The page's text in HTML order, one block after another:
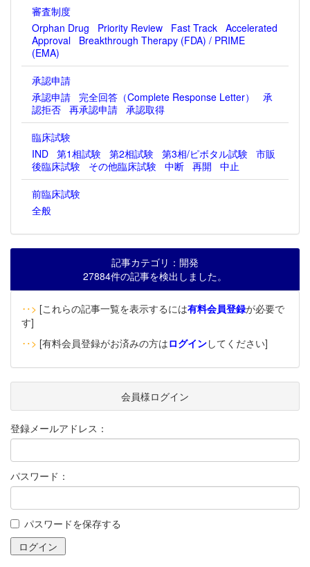
審査制度
Orphan Drug
Priority Review Fast Track Accelerated
Approval
Breakthrough Therapy (FDA) / PRIME
(EMA)
承認申請
承認申請
完全回答（Complete Response Letter）
承
認拒否 再承認申請 承認取得
臨床試験
IND 第1相試験 第2相試験 第3相/ピボタル試験 市販
後臨床試験
その他臨床試験 中断 再開
中止
前臨床試験
全般
記事カテゴリ：開発
27884件の記事を検出しました。
‥> [これらの記事一覧を表示するには有料会員登録が必要で
す]
‥> [有料会員登録がお済みの方はログインしてください]
会員様ログイン
登録メールアドレス：
パスワード：
パスワードを保存する